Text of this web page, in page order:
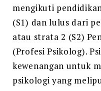
mengikuti
(S1) dan lulus dari
atau strata 2 (S2)
(Profesi Psikolog).
kewenangan untuk
psikologi yang